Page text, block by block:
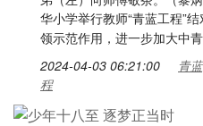
华小学举行教师“青蓝工程”
领示范作用，进一步加大中
2024-04-03 06:21:00
青
程